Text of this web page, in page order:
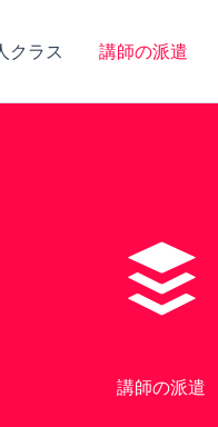
クラス 講師の派遣
講師の派遣